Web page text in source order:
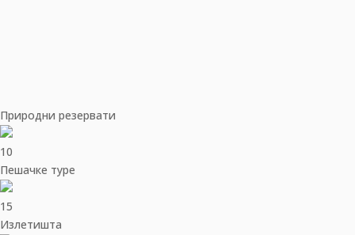
Природни резервати
10
Пешачке туре
15
Излетишта